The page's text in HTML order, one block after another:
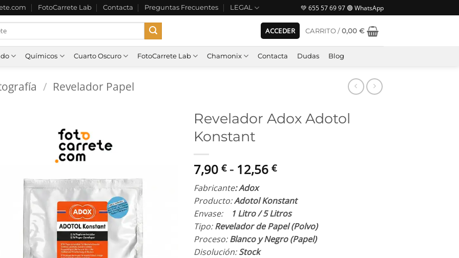
FotoCarrete Lab Contacta Preguntas Frecuentes LEGAL 💚 655 57 69 97 🟢 WhatsApp
ACCEDER CARRITO / 0,00 €
Químicos Cuarto Oscuro FotoCarrete Lab Chamonix Contacta Dudas Blog
/ Revelador Papel
Revelador Adox Adotol
Konstant
7,90€ - 12,56€Rango
precios:
desde
7,90 €
hasta
12,56 €
Fabricante: Adox
Producto:Adotol Konstant
Envase:1 Litro / 5 Litros
Tipo:Revelador de Papel (Polvo)
Proceso:Blanco y Negro (Papel)
Disolución:Stock